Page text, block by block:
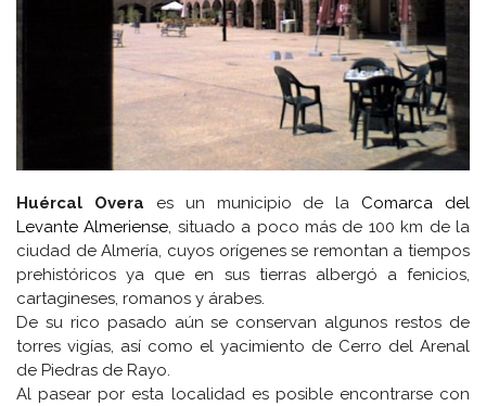
Huércal Overa es un municipio de la Comarca del
Levante Almeriense , situado a poco más de 100 km de la
ciudad de Almería, cuyos orígenes se remontan a tiempos
prehistóricos ya que en sus tierras albergó a fenicios,
cartagineses, romanos y árabes.
De su rico pasado aún se conservan algunos restos de
torres vigías, así como el yacimiento de Cerro del Arenal
de Piedras de Rayo.
Al pasear por esta localidad es posible encontrarse con